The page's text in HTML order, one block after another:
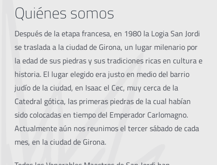
Quiénes somos
Después de la etapa francesa, en 1980 la Logia San Jordi
se traslada a la ciudad de Girona, un lugar milenario por
la edad de sus piedras y sus tradiciones ricas en cultura e
historia. El lugar elegido era justo en medio del barrio
judío de la ciudad, en Isaac el Cec, muy cerca de la
Catedral gótica, las primeras piedras de la cual habían
sido colocadas en tiempo del Emperador Carlomagno.
Actualmente aún nos reunimos el tercer sábado de cada
mes, en la ciudad de Girona.